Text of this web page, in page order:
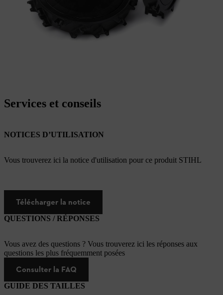
Services et conseils
NOTICES D’UTILISATION
Vous trouverez ici la notice d'utilisation pour ce produit STIHL
Télécharger la notice
QUESTIONS / RÉPONSES
Vous avez des questions ? Vous trouverez ici les réponses aux
questions les plus fréquemment posées
Consulter la FAQ
GUIDE DES TAILLES